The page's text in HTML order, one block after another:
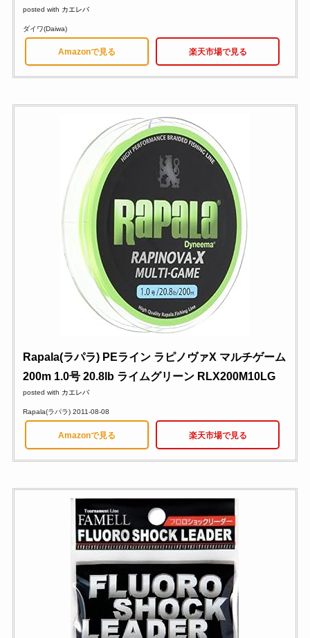
posted with カエレバ
ダイワ(Daiwa)
Amazonで見る 楽天市場で見る
Rapala(ラパラ) PEライン ラピノヴァX マルチゲーム
200m 1.0号 20.8lb ライムグリーン RLX200M10LG
posted with カエレバ
Rapala(ラパラ) 2011-08-08
Amazonで見る 楽天市場で見る